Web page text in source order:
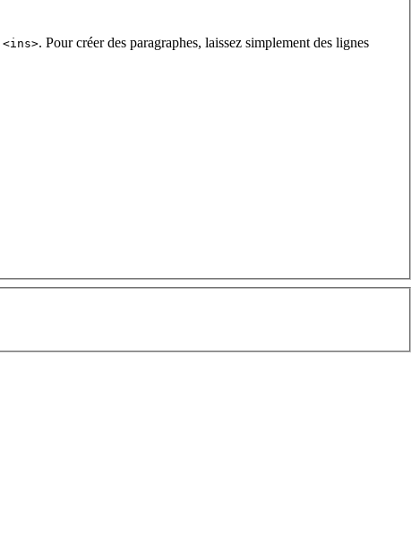
<ins>. Pour créer des paragraphes, laissez simplement des lignes